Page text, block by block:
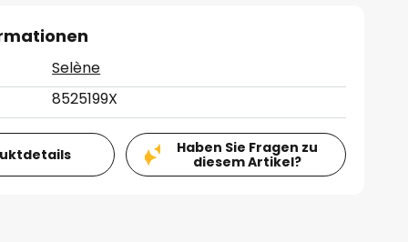
Selène
8525199X
Haben Sie Fragen zu
diesem Artikel?